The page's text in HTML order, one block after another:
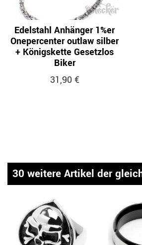
Edelstahl Anhänger 1%er
Onepercenter outlaw silber
+ Königskette Gesetzlos
Biker
31,90 €
30 weitere Artikel der